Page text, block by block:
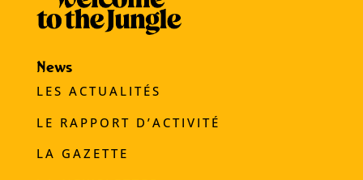
News
LES ACTUALITÉS
LE RAPPORT D’ACTIVITÉ
LA GAZETTE